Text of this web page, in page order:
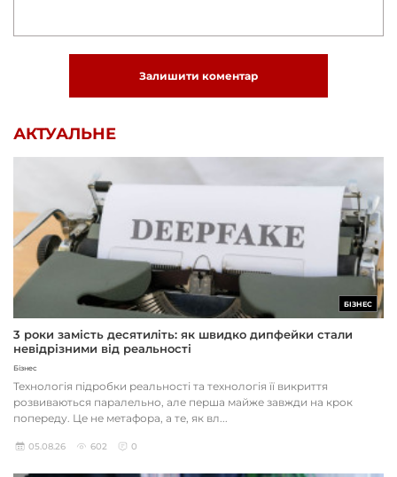
Залишити коментар
АКТУАЛЬНЕ
БІЗНЕС
3 роки замість десятиліть: як швидко дипфейки стали
невідрізними від реальності
Бізнес
Технологія підробки реальності та технологія її викриття
розвиваються паралельно, але перша майже завжди на крок
попереду. Це не метафора, а те, як вл...
05.08.26 602 0